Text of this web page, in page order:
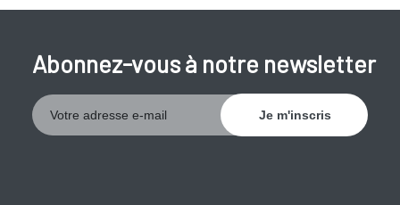
Abonnez-vous à notre newsletter